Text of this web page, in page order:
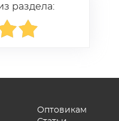
раздела:
Оптовикам